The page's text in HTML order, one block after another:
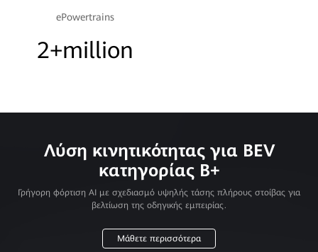
ePowertrains
2+million
Λύση κινητικότητας για BEV
κατηγορίας B+
Γρήγορη φόρτιση AI με σχεδιασμό υψηλής τάσης πλήρους στοίβας για
βελτίωση της οδηγικής εμπειρίας.
Μάθετε περισσότερα